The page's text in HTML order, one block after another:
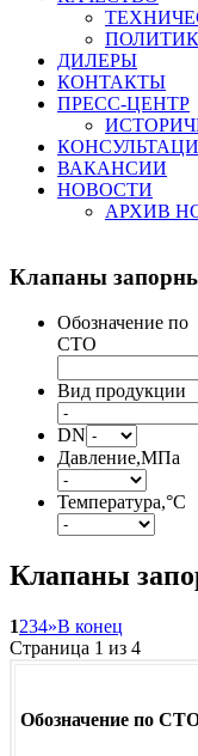
ДИЛЕРЫ
КОНТАКТЫ
ПРЕСС-ЦЕНТР
ВАКАНСИИ
НОВОСТИ
АРХИВ
Клапаны
Обозначение по
СТО
Вид продукции
DN
Давление,МПа
Температура,°С
Клапаны
1234»В конец
Страница 1 из 4
Обозначение по